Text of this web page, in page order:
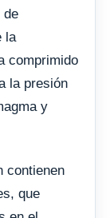
de
la
comprimido
la presión
y
contienen
que